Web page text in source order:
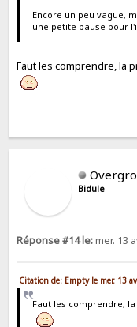
Encore un peu vague,
une petite pause pour
Faut les comprendre, la
Bidule
Réponse #14 le:mer. 13
Citation de: Empty le mer. 13
Faut les comprendre,